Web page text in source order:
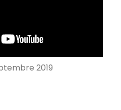
2019